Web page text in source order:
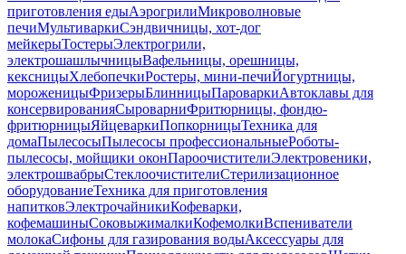
приготовления едыАэрогрилиМикроволновые
печиМультиваркиСэндвичницы, хот-дог
мейкерыТостерыЭлектрогрили,
электрошашлычницыВафельницы, орешницы,
кексницыХлебопечкиРостеры, мини-печиЙогуртницы,
мороженицыФризерыБлинницыПароваркиАвтоклавы для
консервированияСыроварниФритюрницы, фондю-
фритюрницыЯйцеваркиПопкорницыТехника для
домаПылесосыПылесосы профессиональныеРоботы-
пылесосы, мойщики оконПароочистителиЭлектровеники,
электрошвабрыСтеклоочистителиСтерилизационное
оборудованиеТехника для приготовления
напитковЭлектрочайникиКофеварки,
кофемашиныСоковыжималкиКофемолкиВспениватели
молокаСифоны для газирования водыАксессуары для